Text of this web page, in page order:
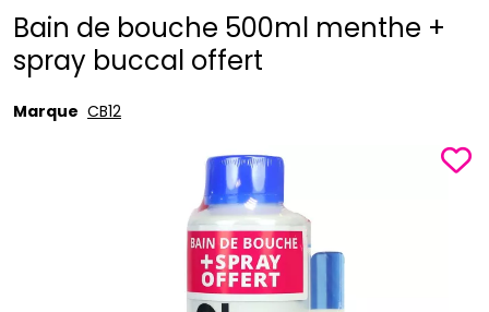
Bain de bouche 500ml menthe +
spray buccal offert
Marque CB12